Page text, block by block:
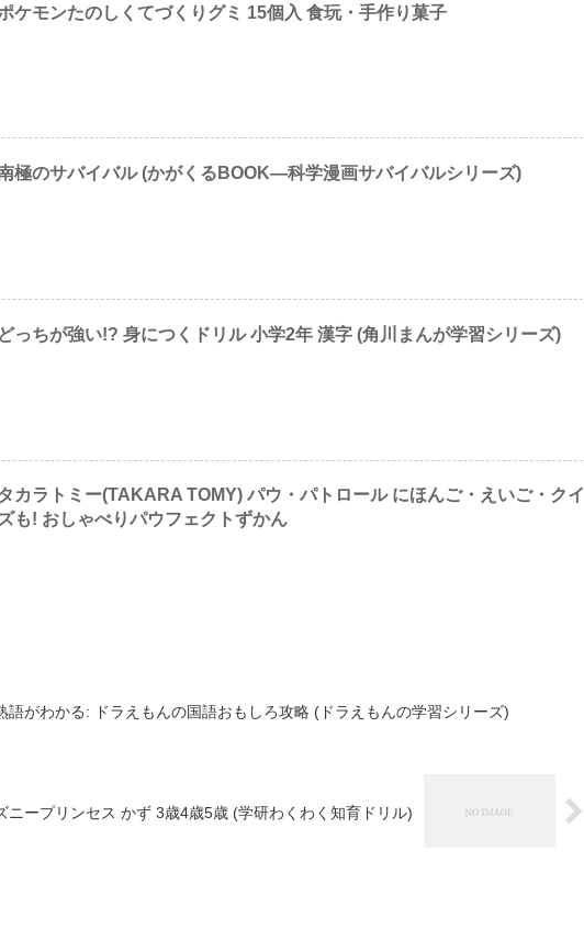
ケモンたのしくてづくりグミ 15個入 食玩・手作り菓子
極のサバイバル (かがくるBOOK―科学漫画サバイバルシリーズ)
どっちが強い!? 身につくドリル 小学2年 漢字 (角川まんが学習シリーズ)
タカラトミー(TAKARA TOMY) パウ・パトロール にほんご・えいご・クイ
ズも! おしゃべりパウフェクトずかん
語がわかる: ドラえもんの国語おもしろ攻略 (ドラえもんの学習シリーズ)
ニープリンセス かず 3歳4歳5歳 (学研わくわく知育ドリル)